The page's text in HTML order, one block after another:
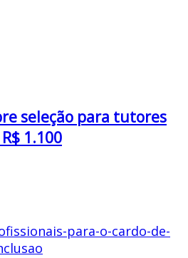
seleção para tutores
1.100